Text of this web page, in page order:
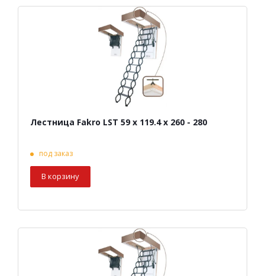
Лестница Fakro LST 59 х 119.4 х 260 - 280
под заказ
В корзину